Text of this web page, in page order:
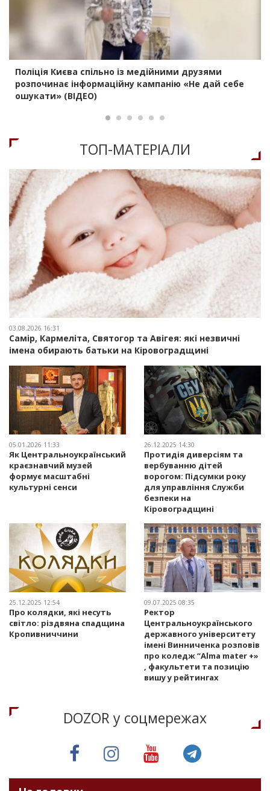
Поліція Києва спільно із медійними друзями
розпочинає інформаційну кампанію «Не дай себе
ошукати» (ВІДЕО)
ТОП-МАТЕРIАЛИ
03.08.2026 16:31
Самір, Кармеліта, Святогор та Авігея: які незвичні
імена обирають батьки на Кіровоградщині
05.01.2026 11:33
Як Центральноукраїнський
краєзнавчий музей
формує масштабні
культурні сенси
26.12.2025 14:30
Протидія диверсіям та
вербуванню дітей
ворогом: Підсумки року
для управління Служби
безпеки на
Кіровоградщині
25.12.2025 12:54
Про колядки, які несуть
світло: різдвяна спадщина
Кропивниччини
09.07.2025 08:35
Ректор
Центральноукраїнського
державного університету
імені Винниченка розповів
про коледж “Alma mater +»
, факультети та позицію
вишу у рейтингах
DOZOR у соцмережах